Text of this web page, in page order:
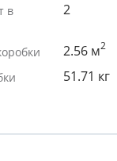
в
2
2.56 м2
51.71 кг